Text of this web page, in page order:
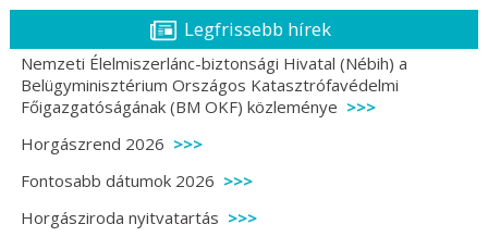
Legfrissebb hírek
Nemzeti Élelmiszerlánc-biztonsági Hivatal (Nébih) a
Belügyminisztérium Országos Katasztrófavédelmi
Főigazgatóságának (BM OKF) közleménye
Horgászrend 2026
Fontosabb dátumok 2026
Horgásziroda nyitvatartás